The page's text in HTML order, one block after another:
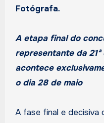
Fotógrafa.
A etapa final do
representante da
acontece
o dia 28 de maio
A fase final e decisiva